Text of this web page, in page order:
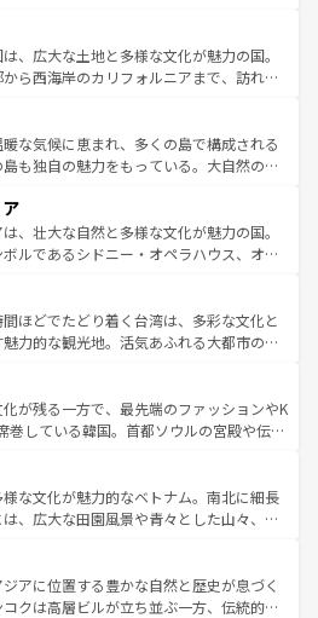
てほしい。
残る町や、スイスならではのユニークな
ルプス観光だけでなく町歩きも満喫する
民の所得が高いため物価も高いが、旅行
観光を楽しむこともできる。 なお、新
はコンテンツ一覧 を参照してほしい。
、広大な土地と多様な文化が魅力の国。
ら西海岸のカリフォルニアまで、訪れる
は、観光、ショッピング、エンターテイ
た刺激的なスポットだ。一方、アメリカ
広がり、グランドキャニオンやイエロー
ンズでは、音楽と美食が融合した独特の
者はアメリカの各地域で異なる魅力を楽
多様性と豊かな歴史を感じることができ
イルだ。 なお、新着のアメリカ
ツ一覧を参照してほしい。
な気候に恵まれ、多くの島で構成される
も独自の魅力をもっている。大自然の神
い。また、定番の観光地といえばオアフ
然を求めるならマウイ島やカウアイ島が
ルドグリーンに輝く海をはじめ、豊かな
心で訪れる人々を迎えてくれるハワイの
ーカルフードやハワイアンミュージッ
ダンスなど、すべてがハワイの魅力を彩
い。 なお、新着のハワイ情報
を参照してほしい。
、壮大な自然と多様な文化が魅力の国。
ルであるシドニー・オペラハウス、オー
中央部にそびえるウルル（エアーズロッ
の美しい原生林やケアンズの熱帯雨林な
くさん。また、カフェやワイン、オージ
ティも充実しており、サーフィンやダイ
グなど、アウトドア好きにはたまらな
アの多彩な魅力を存分に味わいつくそ
ほどでたどり着く台湾は、多彩な文化と
力的な観光地。活気あふれる大都市の台
岳地帯である台湾東部など、都市の喧騒
共存しており、訪れる人に新しい発見と
くれる。また、奥深い台湾の食文化も魅
のスイーツなど、バラエティ豊かな料理
わえる。 なお、新着の台湾情報は コンテンツ一覧を参
が残る一方で、最先端のファッションやK
巻している韓国。首都ソウルの宮殿や伝統
ばせば四季折々の自然美を楽しむことが
キムチや焼肉、絶品のストリートフード
韓国料理が待っている。夜には、韓国な
がら、韓国の多彩な魅力を心ゆくまで味
わってみてほしい。 なお、新着の韓国情報はコンテンツ一
い。
な文化が魅力的なベトナム。南北に細長
、広大な田園風景や青々とした山々、世
伝統が息づく。ハノイの古い町並みやホ
ンス統治時代の建物も、独特の雰囲気を
また、バラエティの豊かさとおいしさで
アに位置する豊かな自然と歴史が息づく
クは高層ビルが立ち並ぶ一方、伝統的な